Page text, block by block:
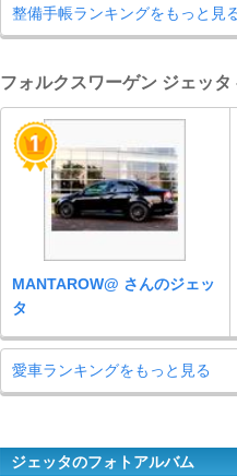
整備手帳ランキングをもっと見
フォルクスワーゲン ジェッ
MANTAROW@ さんのジェッ
タ
愛車ランキングをもっと見る
ジェッタのフォトアルバム